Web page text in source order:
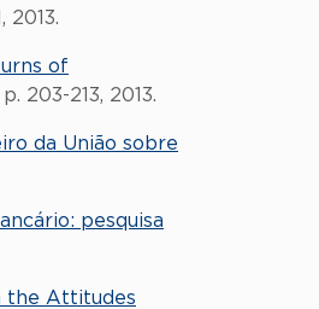
2013.
of
203-213, 2013.
da União sobre
pesquisa
the Attitudes